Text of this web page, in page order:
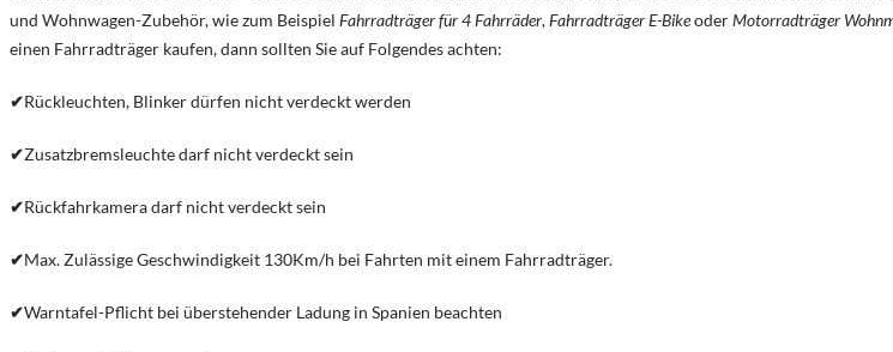
und Wohnwagen-Zubehör, wie zum Beispiel Fahrradträger für 4 Fahrräder,Fahrradträger E-BikeoderMotorradträger
einen Fahrradträger kaufen, dann sollten Sie auf Folgendes achten:
✔Rückleuchten, Blinker dürfen nicht verdeckt werden
✔Zusatzbremsleuchte darf nicht verdeckt sein
✔Rückfahrkamera darf nicht verdeckt sein
✔Max. Zulässige Geschwindigkeit 130Km/h bei Fahrten mit einem Fahrradträger.
✔Warntafel-Pflicht bei überstehender Ladung in Spanien beachten